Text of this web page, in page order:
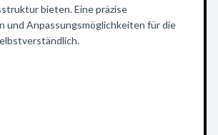
bieten. Eine präzise
und Anpassungsmöglichkeiten für die